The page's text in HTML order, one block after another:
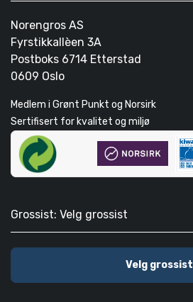
Norengros AS
Fyrstikkallèen 3A
Postboks 6714 Etterstad
0609 Oslo
Medlem i Grønt Punkt og Norsirk
Sertifisert for kvalitet og miljø
Grossist: Velg grossist
Velg grossist